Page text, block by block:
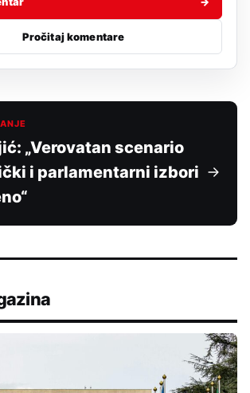
Pročitaj komentare
„Verovatan scenario
i parlamentarni izbori